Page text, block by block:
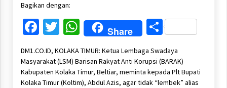
Bagikan dengan:
Facebook
Twitter
WhatsApp
Share Share
DM1.CO.ID, KOLAKA TIMUR: Ketua Lembaga Swadaya
Masyarakat (LSM) Barisan Rakyat Anti Korupsi (BARAK)
Kabupaten Kolaka Timur, Beltiar, meminta kepada Plt Bupati
Kolaka Timur (Koltim), Abdul Azis, agar tidak “lembek” alias